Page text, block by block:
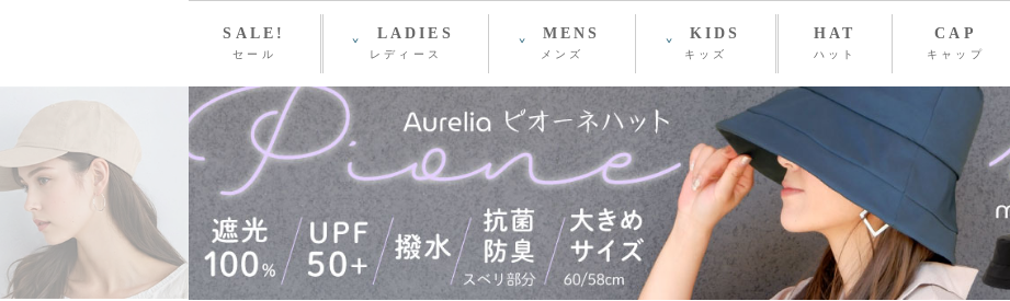
SALE!
セール
LADIES
レディース
MENS
メンズ
KIDS
キッズ
HAT
ハット
CAP
キャップ